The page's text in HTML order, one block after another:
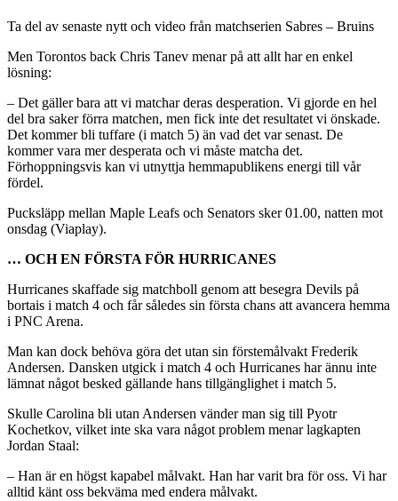
Ta del av senaste nytt och video från matchserien Sabres – Bruins
Men Torontos back Chris Tanev menar på att allt har en enkel
lösning:
– Det gäller bara att vi matchar deras desperation. Vi gjorde en hel
del bra saker förra matchen, men fick inte det resultatet vi önskade.
Det kommer bli tuffare (i match 5) än vad det var senast. De
kommer vara mer desperata och vi måste matcha det.
Förhoppningsvis kan vi utnyttja hemmapublikens energi till vår
fördel.
Pucksläpp mellan Maple Leafs och Senators sker 01.00, natten mot
onsdag (Viaplay).
… OCH EN FÖRSTA FÖR HURRICANES
Hurricanes skaffade sig matchboll genom att besegra Devils på
bortais i match 4 och får således sin första chans att avancera hemma
i PNC Arena.
Man kan dock behöva göra det utan sin förstemålvakt Frederik
Andersen. Dansken utgick i match 4 och Hurricanes har ännu inte
lämnat något besked gällande hans tillgänglighet i match 5.
Skulle Carolina bli utan Andersen vänder man sig till Pyotr
Kochetkov, vilket inte ska vara något problem menar lagkapten
Jordan Staal:
– Han är en högst kapabel målvakt. Han har varit bra för oss. Vi har
alltid känt oss bekväma med endera målvakt.